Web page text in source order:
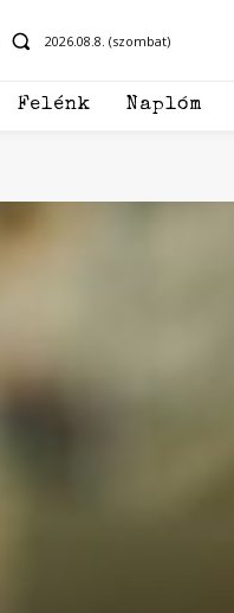
2026.08.8. (szombat)
Felénk Naplóm